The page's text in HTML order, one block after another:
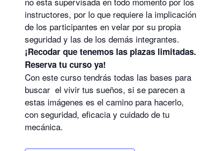
instructores, por lo que requiere la implicación
de los participantes en velar por su propia
seguridad y las de los demás integrantes.
¡Recodar que tenemos las plazas limitadas.
Reserva tu curso ya!
Con este curso tendrás todas las bases para
buscar el vivir tus sueños, si se parecen a
estas imágenes es el camino para hacerlo,
con seguridad, eficacia y cuidado de tu
mecánica.